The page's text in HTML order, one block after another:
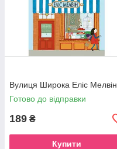
Вулиця Широка Еліс Мелвін
Готово до відправки
189 ₴
Купити